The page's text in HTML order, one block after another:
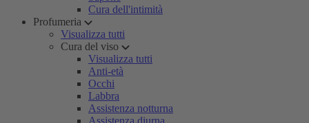
Cura dell'intimità
Profumeria
Visualizza tutti
Cura del viso
Visualizza tutti
Anti-età
Occhi
Labbra
Assistenza notturna
Assistenza diurna